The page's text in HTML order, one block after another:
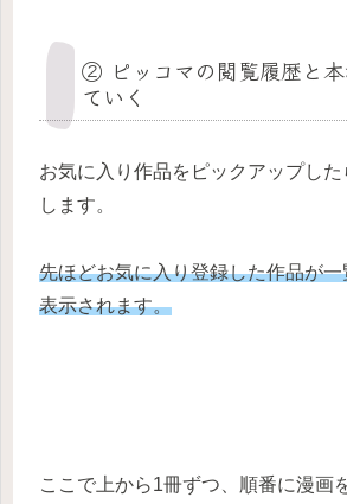
② ピッコマの閲覧履歴と本
ていく
お気に入り作品をピックアップし
します。
先ほどお気に入り登録した作品が
表示されます。
ここで上から1冊ずつ、順番に漫画